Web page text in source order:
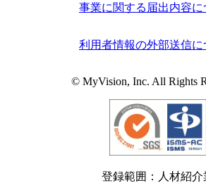
事業に関する届出内容に
利用者情報の外部送信に
© MyVision, Inc. All Rights
登録範囲：人材紹介